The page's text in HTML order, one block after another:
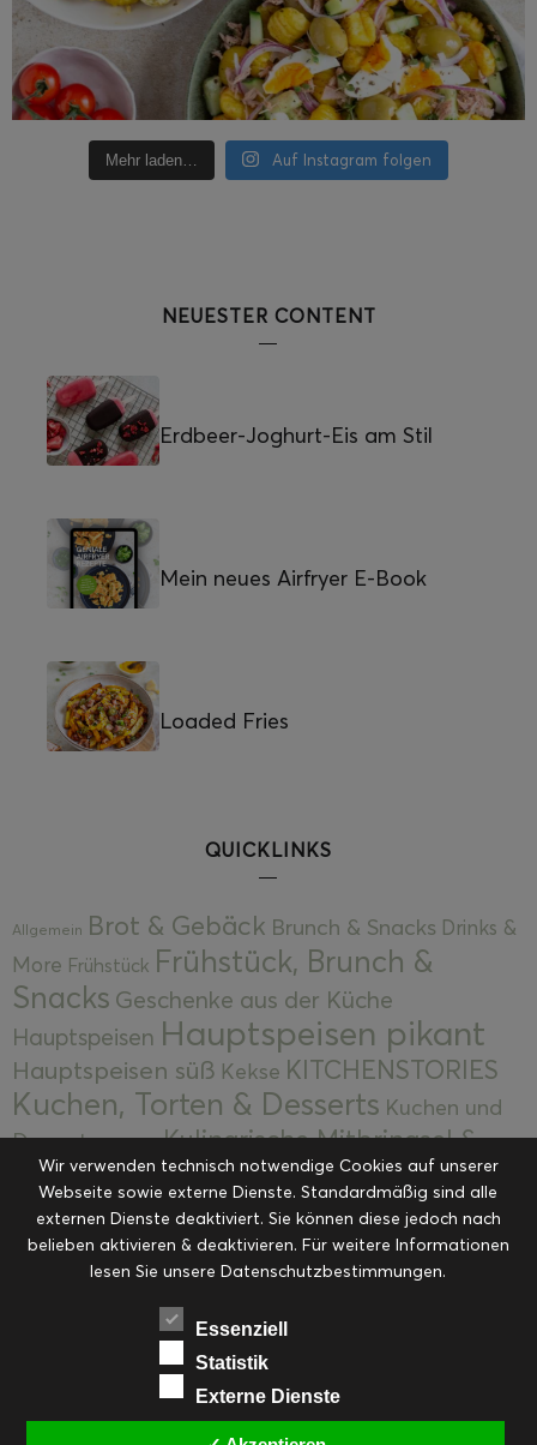
Mehr laden… Auf Instagram folgen
NEUESTER CONTENT
Erdbeer-Joghurt-Eis am Stil
Mein neues Airfryer E-Book
Loaded Fries
QUICKLINKS
Allgemein Brot & Gebäck Brunch & Snacks Drinks &
More Frühstück Frühstück, Brunch &
Snacks Geschenke aus der Küche
Hauptspeisen Hauptspeisen pikant
Hauptspeisen süß Kekse KITCHENSTORIES
Kuchen, Torten & Desserts Kuchen und
Desserts
Kulinarische Mitbringsel &
Eingemachtes Ohne Kategorie Ostern Resteküche
RezepteSaisonalSliderStartseite
Suppen, Salate & Vorspeisen Vorspeisen &
Vorspeisen, Salate & Suppen
Weihnachten Workshops & Events
Wir verwenden technisch notwendige Cookies auf unserer
Webseite sowie externe Dienste. Standardmäßig sind alle
externen Dienste deaktiviert. Sie können diese jedoch nach
belieben aktivieren & deaktivieren. Für weitere Informationen
lesen Sie unsere Datenschutzbestimmungen.
Essenziell
Statistik
Externe Dienste